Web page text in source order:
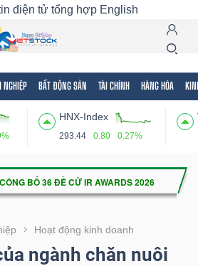
điện tử tổng hợp English
NGHIỆP BẤT ĐỘNG SẢN TÀI CHÍNH HÀNG HÓA
HNX-Index
293.44 0.80 0.27%
Hoạt động kinh doanh
ngành chăn nuôi
Ngành Mã chứng khoán